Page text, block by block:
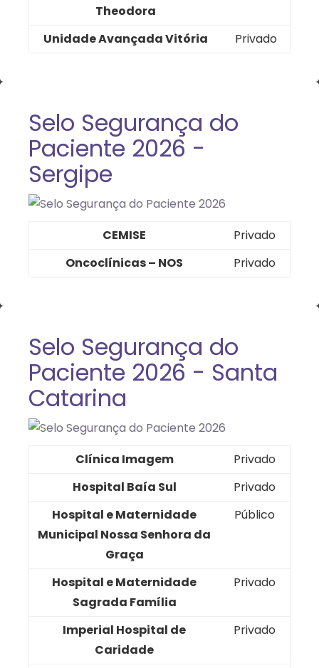
Theodora
Unidade Avançada Vitória Privado
Selo Segurança do
Paciente 2026 -
Sergipe
CEMISE
Privado
Oncoclínicas – NOS
Privado
Selo Segurança do
Paciente 2026 - Santa
Catarina
Clínica Imagem
Privado
Hospital Baía Sul
Privado
Hospital e Maternidade
Municipal Nossa Senhora da
Graça
Público
Hospital e Maternidade
Sagrada Família
Privado
Imperial Hospital de
Caridade
Privado